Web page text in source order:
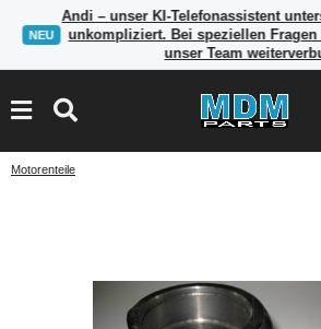
NEU
Andi – unser KI-Telefonassistent
unkompliziert. Bei speziellen
unser Team
Motorenteile